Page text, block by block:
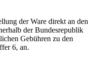
der Ware direkt an den
der Bundesrepublik
Gebühren zu den
6, an.